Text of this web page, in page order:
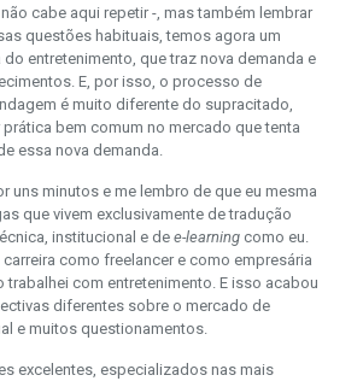
cabe aqui repetir -, mas também lembrar
questões habituais, temos agora um
entretenimento, que traz nova demanda e
E, por isso, o processo de
é muito diferente do supracitado,
bem comum no mercado que tenta
essa nova demanda.
uns minutos e me lembro de que eu mesma
que vivem exclusivamente de tradução
institucional e de e-learningcomo eu.
como freelancer e como empresária
trabalhei com entretenimento. E isso acabou
diferentes sobre o mercado de
e muitos questionamentos.
excelentes, especializados nas mais